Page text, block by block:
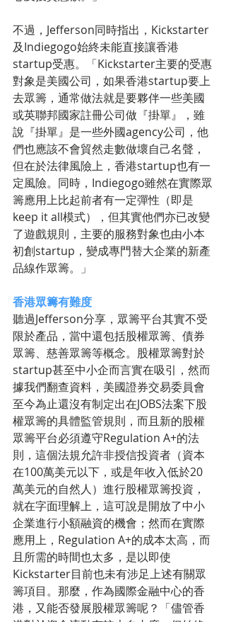
不過，Jefferson同時指出，Kickstarter
及Indiegogo始終未能直接讓香港
startup受惠。「Kickstarter主要的受惠
對象是美國公司，如果香港startup要上
去眾籌，通常做法就是要夥伴一些美國
或英聯邦國家註冊公司做『掛單』，雖
說『掛單』是一些外國agency公司，他
們也應該不會貿然走數做壞自己名聲，
但在於法律風險上，香港startup也有一
定風險。同時，Indiegogo雖然在實際眾
籌應用上比起前者有一定彈性（即是
keep it all模式），但其實他們亦已改變
了遊戲規則，主要的服務對象也由小本
初創startup，變成專門替大企業的新產
品線作眾籌。」
香港眾籌有難度
聽過Jefferson分享，眾籌平台其實不受
限於產品，當中還包括股權眾籌、債券
眾籌、慈善眾籌等概念。股權眾籌對於
startup甚至中小企而言實在吸引，然而
據我們翻查資料，美國證券交易委員會
至今為止還沒有制定出在JOBS法案下股
權眾籌的具體監管規則，而且新的股權
眾籌平台必須遵守Regulation A+的法
則，這個法規允許非授信投資者（資本
在100萬美元以下，或是年收入低於20
萬美元的自然人）進行股權眾籌投資，
就在字面理解上，這可說是開放了中小
企業進行小額融資的機會；然而在實際
應用上，Regulation A+的成本太高，而
且所需的時間也太多，是以即使
Kickstarter目前也未有涉足上述有關眾
籌項目。那麼，作為國際金融中心的香
港，又能否發展股權眾籌呢？「儘管香